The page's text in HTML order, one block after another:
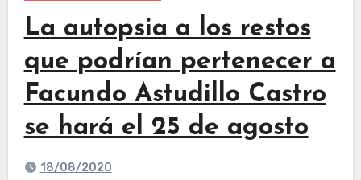
La autopsia a los restos
que podrían pertenecer a
Facundo Astudillo Castro
se hará el 25 de agosto
18/08/2020